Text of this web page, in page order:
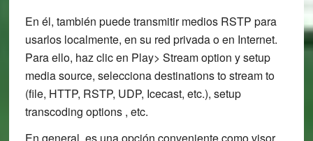
En él, también puede transmitir medios RSTP para
usarlos localmente, en su red privada o en Internet.
Para ello, haz clic en Play> Stream option y setup
media source, selecciona destinations to stream to
(file, HTTP, RSTP, UDP, Icecast, etc.), setup
transcoding options , etc.